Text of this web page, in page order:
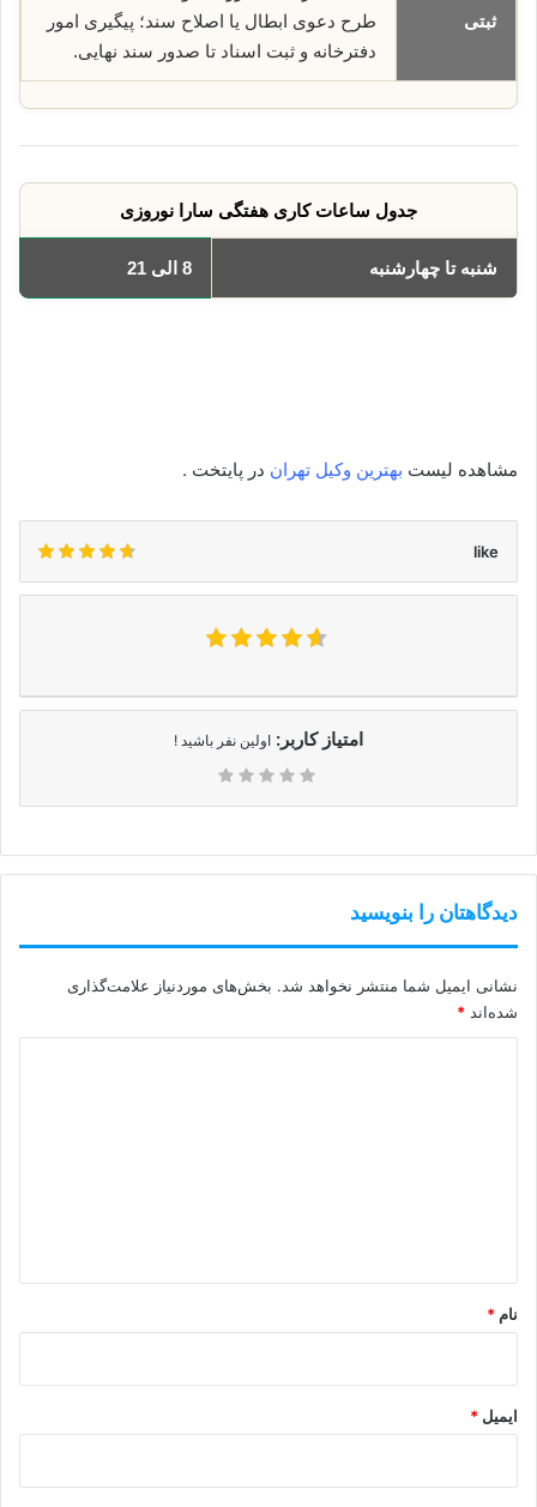
ثبتی
طرح دعوی ابطال یا اصلاح سند؛ پیگیری امور
دفترخانه و ثبت اسناد تا صدور سند نهایی.
جدول ساعات کاری هفتگی سارا نوروزی
شنبه تا چهارشنبه 8 الی 21
مشاهده لیست بهترین وکیل تهران در پایتخت .
like
امتیاز کاربر: اولین نفر باشید !
دیدگاهتان را بنویسید
نشانی ایمیل شما منتشر نخواهد شد. بخش‌های موردنیاز علامت‌گذاری
شده‌اند *
نام *
ایمیل *